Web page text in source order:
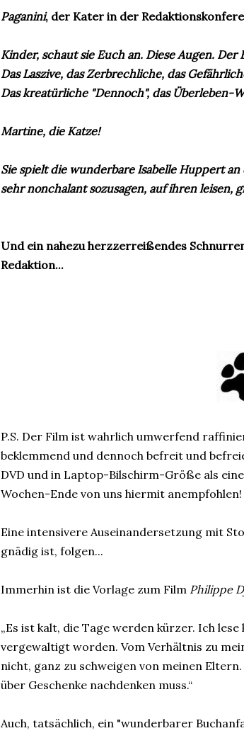
Paganini, der Kater in der
Kinder, schaut sie Euch an. Diese Augen. Der
Das Laszive, das Zerbrechliche, das
Das kreatürliche "Dennoch", das Überleben-
Martine, die Katze!
Sie spielt die wunderbare Isabelle Huppert
sehrnonchalant sozusagen, auf ihren leisen,
Und ein nahezu herzzerreißendes
Redaktion...
P.S. Der Film ist wahrlich umwerfend
beklemmend und dennoch befreit und
DVD und in Laptop-Bilschirm-Größe als
Wochen-Ende von uns hiermit anempfohlen!
Eine intensivere Auseinandersetzung mit
gnädig ist, folgen...
Immerhin ist die Vorlage zum Film Philippe
„Es ist kalt, die Tage werden kürzer. Ich
vergewaltigt worden. Vom Verhältnis zu
nicht, ganz zu schweigen von meinen
über Geschenke nachdenken muss.“
Auch, tatsächlich, ein "wunderbarer